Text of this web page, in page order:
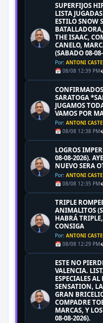
SUPERFIJOS
LISTA
ESTILO SNOW
THE ISAAC,
CANELO,
(SABADO 08-
Por: ANTONI
📅 08/08 12:39 PM
SARATOGA
JUGAMOS
VAMOS POR
Por: ANTONI
📅 08/08 12:38 PM
LOGROS
08-08-2026).
NUEVO SERA
Por: ANTONI
📅 08/08 12:35 PM
TRIPLE
ANIMALITOS
HABRÁ
CONSIGA
Por: ANTONI
📅 08/08 12:29 PM
ESTE NO
VALENCIA.
ESPECIALES
SENSATION,
GRAN
COMPADRE
MARCAS, Y
08-08-2026).